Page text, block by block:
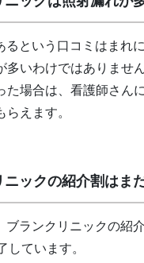
るという口コミはまれ
多いわけではありません
た場合は、看護師さん
らえます。
ックの紹介割はま
ブランクリニックの紹
しています。